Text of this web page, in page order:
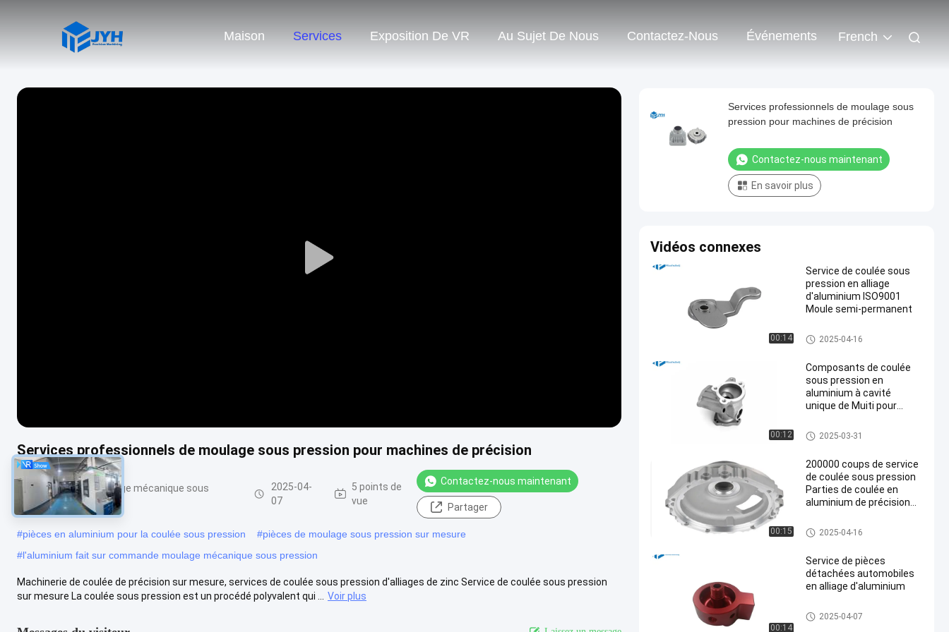
Maison Services Exposition De VR Au Sujet De Nous Contactez-Nous Événements French
Play
Services professionnels de moulage sous pression pour machines de précision
Le service de moulage mécanique sous
pression
2025-04-
07
5 points de
vue
Contactez-nous maintenant
Partager
#pièces en aluminium pour la coulée sous pression #pièces de moulage sous pression sur mesure
#l'aluminium fait sur commande moulage mécanique sous pression
Machinerie de coulée de précision sur mesure, services de coulée sous pression d'alliages de zinc Service de coulée sous pression
sur mesure La coulée sous pression est un procédé polyvalent qui ...
Voir plus
Services professionnels de moulage sous
pression pour machines de précision
Contactez-nous maintenant
En savoir plus
Vidéos connexes
00:14
Service de coulée sous
pression en alliage
d'aluminium ISO9001
Moule semi-permanent
Le service de moulage mécani
que sous pression
2025-04-16
00:12
Composants de coulée
sous pression en
aluminium à cavité
unique de Muiti pour
Le service de moulage mécani
que sous pression
2025-03-31
00:15
200000 coups de service
de coulée sous pression
Parties de coulée en
aluminium de précision
Le service de moulage mécani
que sous pression
2025-04-16
00:14
Service de pièces
détachées automobiles
en alliage d'aluminium
Le service de moulage mécani
que sous pression
2025-04-07